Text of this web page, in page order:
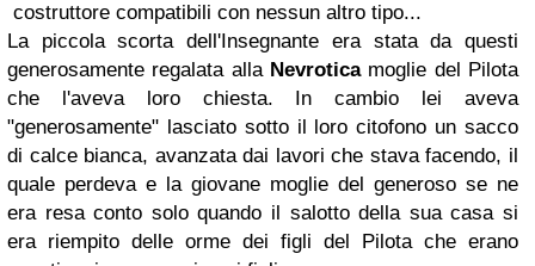
costruttore compatibili con nessun altro tipo...
La piccola scorta dell'Insegnante era stata da questi
generosamente regalata alla Nevroticamoglie del Pilota
che l'aveva loro chiesta. In cambio lei aveva
"generosamente" lasciato sotto il loro citofono un sacco
di calce bianca, avanzata dai lavori che stava facendo, il
quale perdeva e la giovane moglie del generoso se ne
era resa conto solo quando il salotto della sua casa si
era riempito delle orme dei figli del Pilota che erano